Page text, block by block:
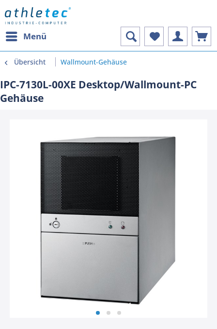
Menü
Übersicht Wallmount-Gehäuse
IPC-7130L-00XE Desktop/Wallmount-PC
Gehäuse